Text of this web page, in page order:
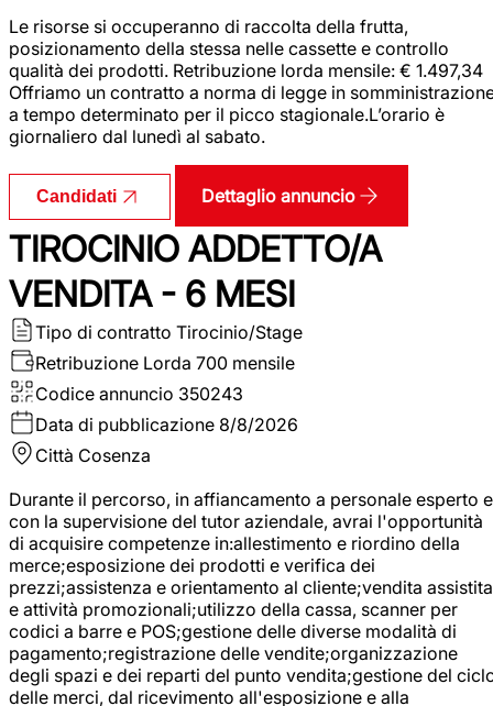
Le risorse si occuperanno di raccolta della frutta,
posizionamento della stessa nelle cassette e controllo
qualità dei prodotti. Retribuzione lorda mensile: € 1.497,34
Offriamo un contratto a norma di legge in
a tempo determinato per il picco stagionale.L’orario è
giornaliero dal lunedì al sabato.
Candidati Dettaglio annuncio
TIROCINIO ADDETTO/A
VENDITA - 6 MESI
Tipo di contratto Tirocinio/Stage
Retribuzione Lorda 700 mensile
Codice annuncio 350243
Data di pubblicazione 8/8/2026
Città Cosenza
Durante il percorso, in affiancamento a personale esperto e
con la supervisione del tutor aziendale, avrai l'opportunità
di acquisire competenze in:allestimento e riordino della
merce;esposizione dei prodotti e verifica dei
prezzi;assistenza e orientamento al cliente;vendita assistita
e attività promozionali;utilizzo della cassa, scanner per
codici a barre e POS;gestione delle diverse modalità di
pagamento;registrazione delle vendite;organizzazione
degli spazi e dei reparti del punto vendita;gestione del
delle merci, dal ricevimento all'esposizione e alla